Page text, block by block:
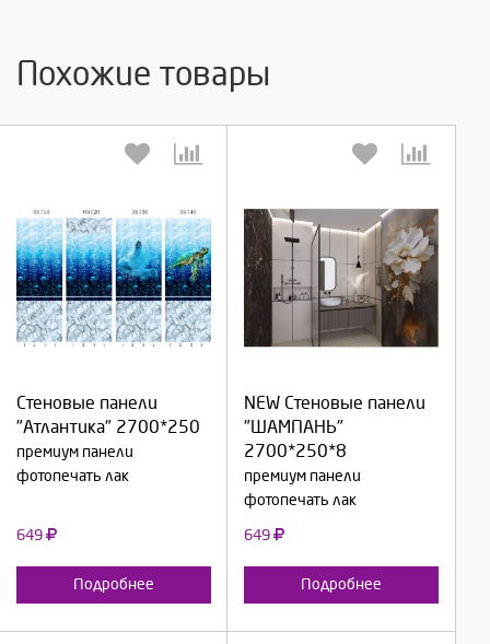
Похожие товары
Стеновые панели
"Атлантика" 2700*250
премиум панели
фотопечать лак
649
Подробнее
Выберите количество:
Продолжить
Отмена
NEW Стеновые панели
"ШАМПАНЬ"
2700*250*8
премиум панели
фотопечать лак
649
Подробнее
Выберите количество:
Продолжить
Отмена